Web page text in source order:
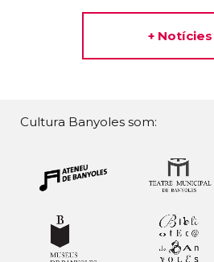
+ Notícies
Cultura Banyoles som: